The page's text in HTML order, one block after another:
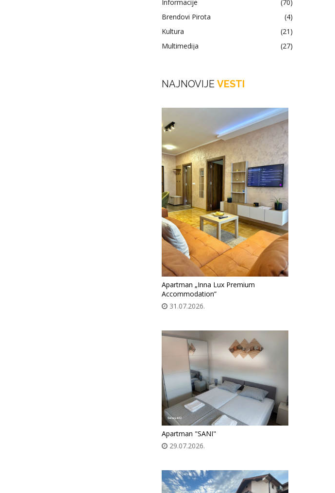
Informacije
(70)
Brendovi Pirota
(4)
Kultura
(21)
Multimedija
(27)
NAJNOVIJE VESTI
Apartman „Inna Lux Premium
Accommodation”
31.07.2026.
Apartman "SANI"
29.07.2026.